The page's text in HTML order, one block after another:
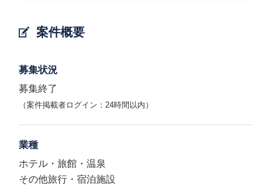
案件概要
募集状況
募集終了
（案件掲載者ログイン：24時間以内）
業種
ホテル・旅館・温泉
その他旅行・宿泊施設